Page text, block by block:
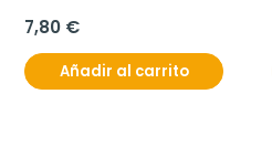
7,80 €
Añadir al carrito